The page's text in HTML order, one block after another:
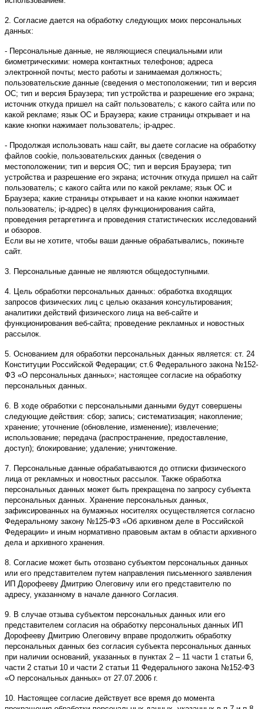
2. Согласие дается на обработку следующих моих персональных
данных:
- Персональные данные, не являющиеся специальными или
биометрическими: номера контактных телефонов; адреса
электронной почты; место работы и занимаемая должность;
пользовательские данные (сведения о местоположении; тип и версия
ОС; тип и версия Браузера; тип устройства и разрешение его экрана;
источник откуда пришел на сайт пользователь; с какого сайта или по
какой рекламе; язык ОС и Браузера; какие страницы открывает и на
какие кнопки нажимает пользователь; ip-адрес.
- Продолжая использовать наш сайт, вы даете согласие на обработку
файлов cookie, пользовательских данных (сведения о
местоположении; тип и версия ОС; тип и версия Браузера; тип
устройства и разрешение его экрана; источник откуда пришел на сайт
пользователь; с какого сайта или по какой рекламе; язык ОС и
Браузера; какие страницы открывает и на какие кнопки нажимает
пользователь; ip-адрес) в целях функционирования сайта,
проведения ретаргетинга и проведения статистических исследований
и обзоров.
Если вы не хотите, чтобы ваши данные обрабатывались, покиньте
сайт.
3. Персональные данные не являются общедоступными.
4. Цель обработки персональных данных: обработка входящих
запросов физических лиц с целью оказания консультирования;
аналитики действий физического лица на веб-сайте и
функционирования веб-сайта; проведение рекламных и новостных
рассылок.
5. Основанием для обработки персональных данных является: ст. 24
Конституции Российской Федерации; ст.6 Федерального закона №152-
ФЗ «О персональных данных»; настоящее согласие на обработку
персональных данных.
6. В ходе обработки с персональными данными будут совершены
следующие действия: сбор; запись; систематизация; накопление;
хранение; уточнение (обновление, изменение); извлечение;
использование; передача (распространение, предоставление,
доступ); блокирование; удаление; уничтожение.
7. Персональные данные обрабатываются до отписки физического
лица от рекламных и новостных рассылок. Также обработка
персональных данных может быть прекращена по запросу субъекта
персональных данных. Хранение персональных данных,
зафиксированных на бумажных носителях осуществляется согласно
Федеральному закону №125-ФЗ «Об архивном деле в Российской
Федерации» и иным нормативно правовым актам в области архивного
дела и архивного хранения.
8. Согласие может быть отозвано субъектом персональных данных
или его представителем путем направления письменного заявления
ИП Дорофееву Дмитрию Олеговичу или его представителю по
адресу, указанному в начале данного Согласия.
9. В случае отзыва субъектом персональных данных или его
представителем согласия на обработку персональных данных ИП
Дорофееву Дмитрию Олеговичу вправе продолжить обработку
персональных данных без согласия субъекта персональных данных
при наличии оснований, указанных в пунктах 2 – 11 части 1 статьи 6,
части 2 статьи 10 и части 2 статьи 11 Федерального закона №152-ФЗ
«О персональных данных» от 27.07.2006 г.
10. Настоящее согласие действует все время до момента